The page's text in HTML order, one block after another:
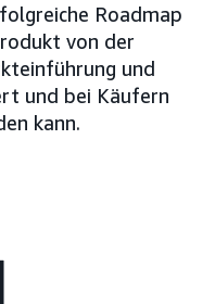
Roadmap
von der
und
und bei Käufern
kann.